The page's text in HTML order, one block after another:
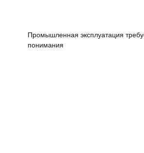
Промышленная эксплуатация
понимания